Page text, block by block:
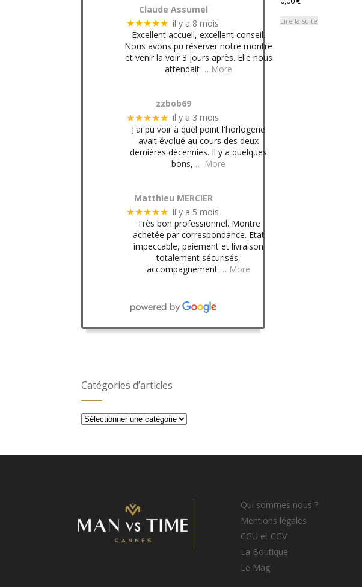
Lire la suite
Claude Assumel
★★★★★ il y a 8 mois
Excellent accueil, excellent conseil.
Nous avons pu réserver notre montre
et venir la voir 3 jours après. Elle nous
attendait … More
zzbob69
★★★★★ il y a 3 mois
J'ai pu voir à quel point l'horlogerie
avait évolué au cours des deux
dernières décennies. Il y a quelques
bons, … More
Matthieu MERCIER
★★★★★ il y a 5 mois
Très bon professionnel. Montre
achetée par correspondance. Etat
impeccable, paiement et livraison
totalement sécurisés,
accompagnement … More
Catégories d’articles
Catégories
Qui sommes nous ?
Mentions légales
CGU et CGV
La Boutique
Le Mag